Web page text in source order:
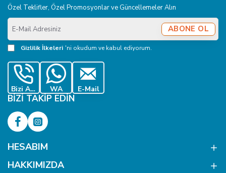
Özel Teklifler, Özel Promosyonlar ve Güncellemeler Alın
E-
Mail
Adresiniz
ABONE OL
Gizlilik İlkeleri 'ni okudum ve kabul ediyorum.
Bizi Ara WA E-Mail
BIZI TAKIP EDIN
HESABIM
HAKKIMIZDA